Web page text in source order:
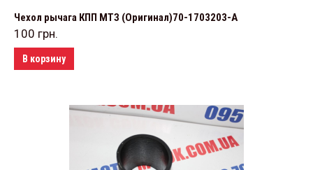
Чехол рычага КПП МТЗ (Оригинал)70-1703203-А
100 грн.
В корзину